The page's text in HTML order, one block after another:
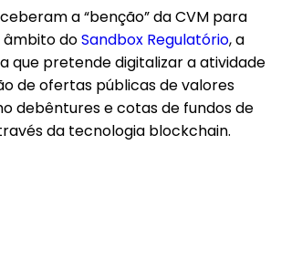
a “benção” da CVM para
âmbito doSandbox Regulatório, a
que pretende digitalizar a atividade
de ofertas públicas de valores
debêntures e cotas de fundos de
da tecnologia blockchain.